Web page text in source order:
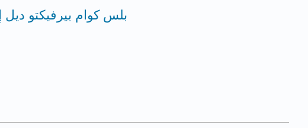
8.2 بلس كوام بيرفيكتو ديل